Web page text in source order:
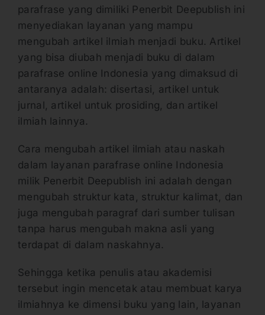
parafrase yang dimiliki Penerbit Deepublish ini
menyediakan layanan yang mampu
mengubah artikel ilmiah menjadi buku. Artikel
yang bisa diubah menjadi buku di dalam
parafrase online Indonesia yang dimaksud di
antaranya adalah: disertasi, artikel untuk
jurnal, artikel untuk prosiding, dan artikel
ilmiah lainnya.
Cara mengubah artikel ilmiah atau naskah
dalam layanan parafrase online Indonesia
milik Penerbit Deepublish ini adalah dengan
mengubah struktur kata, struktur kalimat, dan
juga mengubah paragraf dari sumber tulisan
tanpa harus mengubah makna asli yang
terdapat di dalam naskahnya.
Sehingga ketika penulis atau akademisi
tersebut ingin mencetak atau membuat karya
ilmiahnya ke dimensi buku yang lain, layanan